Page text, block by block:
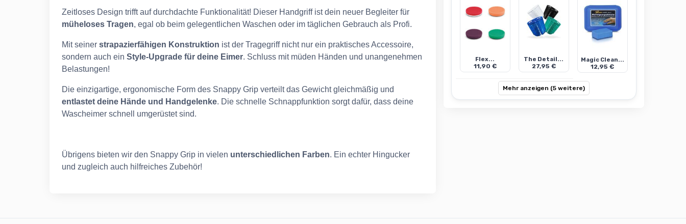
Zeitloses Design trifft auf durchdachte Funktionalität! Dieser Handgriff ist dein neuer Begleiter für
müheloses Tragen, egal ob beim gelegentlichen Waschen oder im täglichen Gebrauch als Profi.
Mit seiner strapazierfähigen Konstruktion ist der Tragegriff nicht nur ein praktisches Accessoire,
sondern auch ein Style-Upgrade für deine Eimer. Schluss mit müden Händen und unangenehmen
Belastungen!
Die einzigartige, ergonomische Form des Snappy Grip verteilt das Gewicht gleichmäßig und
entlastet deine Hände und Handgelenke. Die schnelle Schnappfunktion sorgt dafür, dass deine
Wascheimer schnell umgerüstet sind.
Übrigens bieten wir den Snappy Grip in vielen unterschiedlichen Farben. Ein echter Hingucker
und zugleich auch hilfreiches Zubehör!
Flex...
11,90 €
The Detail...
27,95 €
Magic Clean...
12,95 €
Mehr anzeigen (5 weitere)